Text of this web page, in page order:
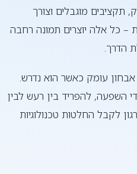
מוגבלים וצורך
– כל אלה יוצרים תמונה רחבה
הדרך.
עומק כאשר הוא נדרש.
השפעה, להפריד בין רעש לבין
לקבל החלטות טכנולוגיות